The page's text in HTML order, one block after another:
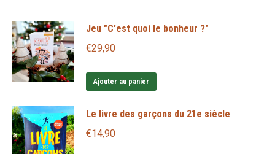
Jeu "C'est quoi le bonheur ?"
€29,90
Ajouter au panier
Le livre des garçons du 21e siècle
€14,90